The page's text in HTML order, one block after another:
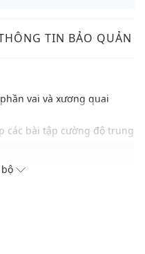
TIN BẢO QUẢN
vai và xương quai
các bài tập cường độ trung
cơ thể, thoải mái khi vận